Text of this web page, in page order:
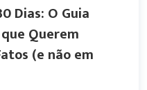
Dias: O Guia
Querem
(e não em